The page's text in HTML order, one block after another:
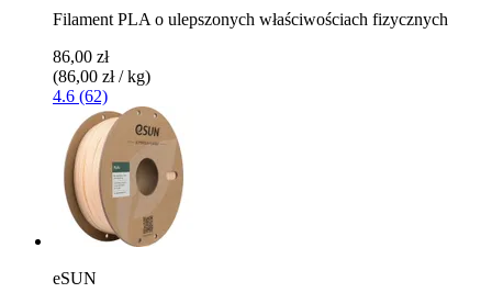
Filament PLA o ulepszonych właściwościach fizycznych
86,00 zł
(86,00 zł / kg)
4.6 (62)
eSUN